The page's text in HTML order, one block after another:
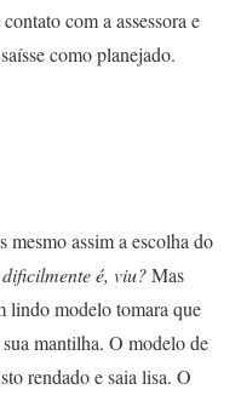
com a assessora e
como planejado.
assim a escolha do
é, viu?Mas
lindo modelo tomara que
mantilha. O modelo de
rendado e saia lisa. O